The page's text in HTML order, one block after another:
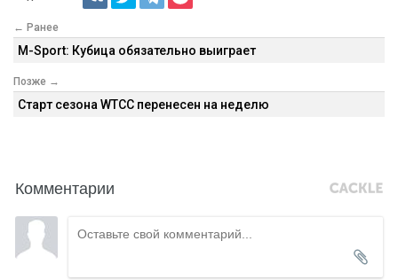
← Ранее
M-Sport: Кубица обязательно выиграет
Позже →
Старт сезона WTCC перенесен на неделю
Комментарии